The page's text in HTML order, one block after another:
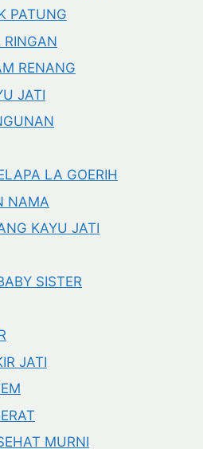
PATUNG
RINGAN
RENANG
JATI
LA GOERIH
NAMA
KAYU JATI
SISTER
JATI
MURNI